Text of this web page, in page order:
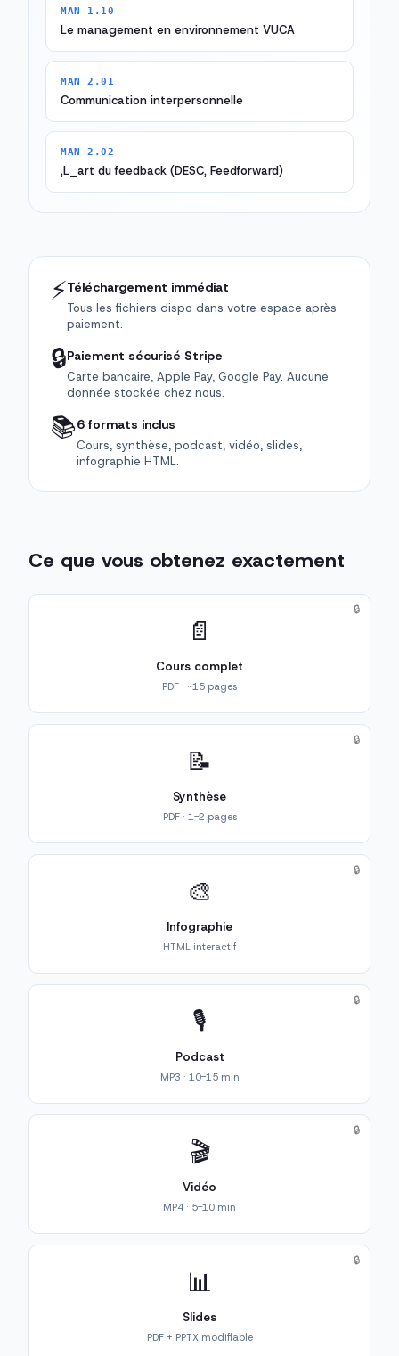
MAN 1.10
Le management en environnement VUCA
MAN 2.01
Communication interpersonnelle
MAN 2.02
,L_art du feedback (DESC, Feedforward)
⚡Téléchargement immédiat
Tous les fichiers dispo dans votre espace après
paiement.
🔒Paiement sécurisé Stripe
Carte bancaire, Apple Pay, Google Pay. Aucune
donnée stockée chez nous.
📚6 formats inclus
Cours, synthèse, podcast, vidéo, slides,
infographie HTML.
Ce que vous obtenez exactement
📄
Cours complet
PDF · ~15 pages
🔒
📝
Synthèse
PDF · 1-2 pages
🔒
🎨
Infographie
HTML interactif
🔒
🎙️
Podcast
MP3 · 10-15 min
🔒
🎬
Vidéo
MP4 · 5-10 min
🔒
📊
Slides
PDF + PPTX modifiable
🔒